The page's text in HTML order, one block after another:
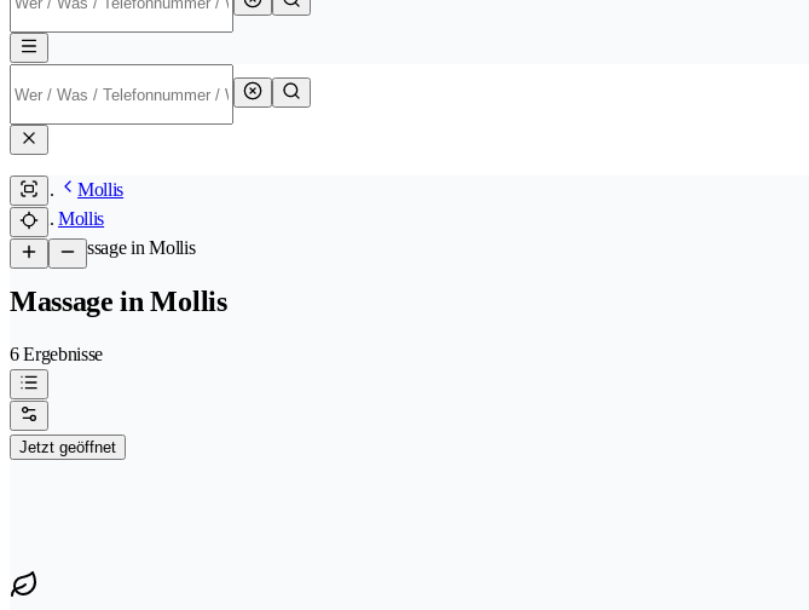
Mollis
Mollis
/Massage in Mollis
Massage in Mollis
6 Ergebnisse
Jetzt geöffnet